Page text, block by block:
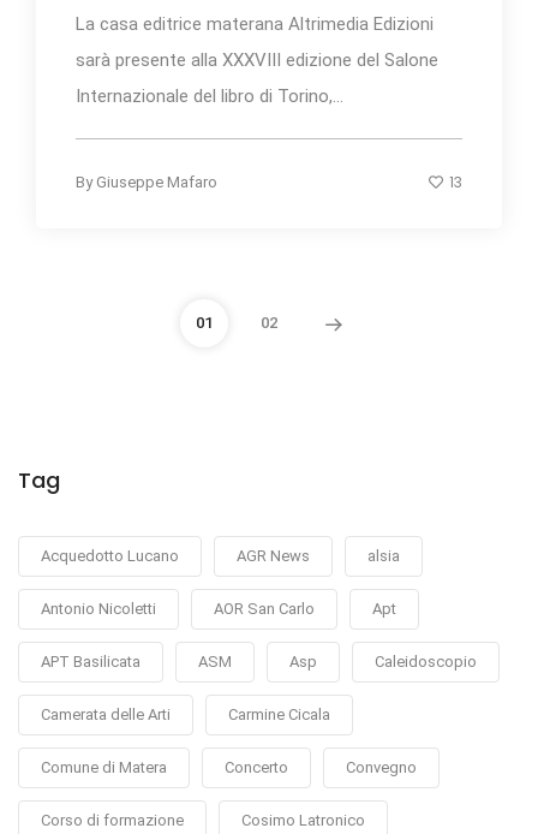
La casa editrice materana Altrimedia Edizioni
sarà presente alla XXXVIII edizione del Salone
Internazionale del libro di Torino,...
By Giuseppe Mafaro 13
01 02
Tag
Acquedotto Lucano AGR News alsia
Antonio Nicoletti AOR San Carlo Apt
APT Basilicata ASM Asp Caleidoscopio
Camerata delle Arti Carmine Cicala
Comune di Matera Concerto Convegno
Corso di formazione Cosimo Latronico